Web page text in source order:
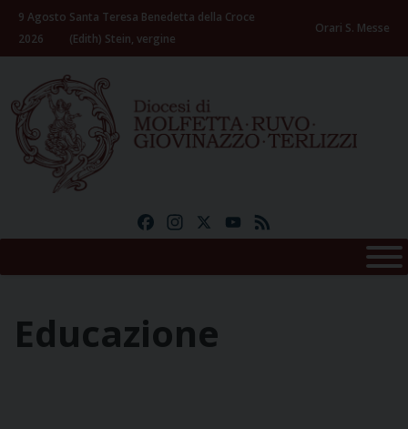
Skip
content
9 Agosto
2026
Santa Teresa Benedetta della Croce
(Edith) Stein, vergine
Orari S. Messe
FacebookInstagramYouTube
Educazione